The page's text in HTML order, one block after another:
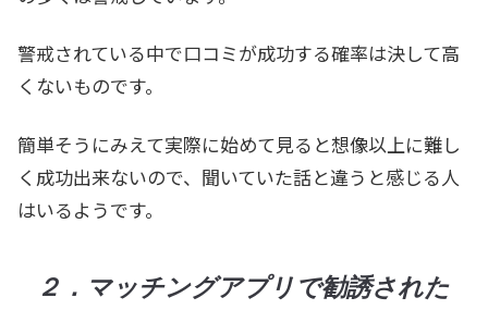
警戒されている中で口コミが成功する確率は決して高
くないものです。
簡単そうにみえて実際に始めて見ると想像以上に難し
く成功出来ないので、聞いていた話と違うと感じる人
はいるようです。
２．マッチングアプリで勧誘された